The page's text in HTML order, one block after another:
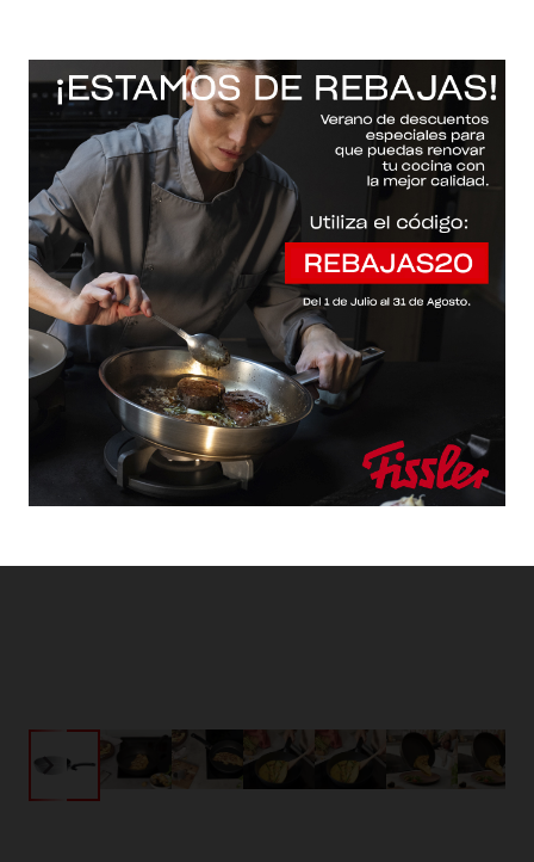
Inicio / Fissler Web / Sartenes Levital® comfort